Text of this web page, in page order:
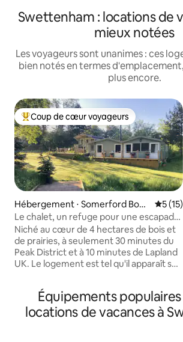
Swettenham : locations de
mieux notées
Les voyageurs sont unanimes : ces
bien notés en termes
plus encore.
Coups de cœur voyageurs les plus
Coup de cœur voyageurs
Hébergement ⋅ Somerford Boot
hs
5 (15)
Le chalet, un refuge pour une escapade
dans le Cheshire
Niché au cœur de 4 hectares de bois et
de prairies, à seulement 30 minutes du
Peak District et à 10 minutes de Lapland
UK. Le logement est tel qu'il apparaît sur
chalet. Si vous êtes à la recherche de
tranquillité, vous venez de la trouver. Ce
n'est pas seulement un séjour, c'est une
expérience, quelque chose à savourer.
Équipements populaires
locations de vacances à